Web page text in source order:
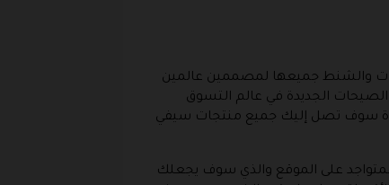
أو الأحذية والإكسسوارات والشنط جميعها لمصممين عالمين
الجديدة في عالم التسوق
سوف تصل إليك جميع منتجات سيفي
على الموقع والذي سوف يجعلك